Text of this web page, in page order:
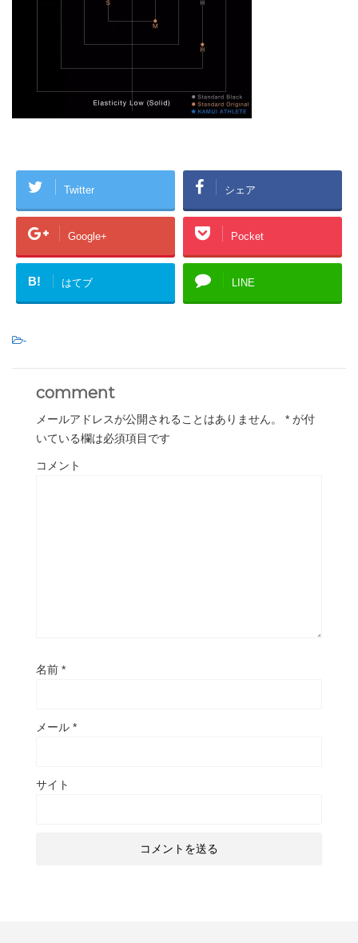
Twitter シェア
Google+ Pocket
B! はてブ LINE
-
comment
メールアドレスが公開されることはありません。 * が付
いている欄は必須項目です
コメント
名前 *
メール *
サイト